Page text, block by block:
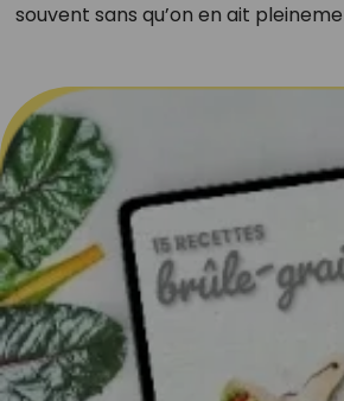
souvent sans qu’on en ait